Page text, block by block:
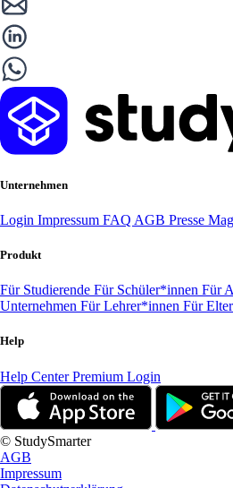
Unternehmen
Login Impressum FAQ AGB Presse
Produkt
Für Studierende Für Schüler*innen Für
Unternehmen Für Lehrer*innen Für
Help
Help CenterPremium Login
© StudySmarter
AGB
Impressum